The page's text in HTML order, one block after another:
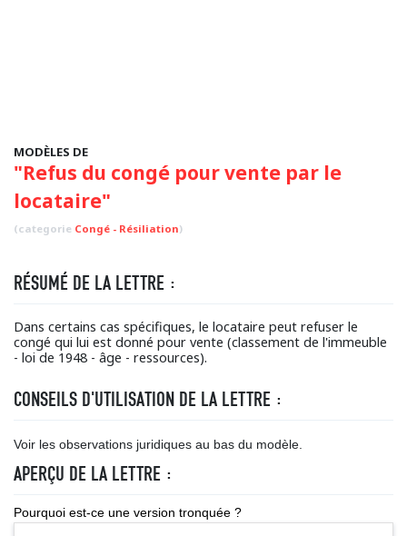
MODÈLES DE
"Refus du congé pour vente par le
locataire"
(categorie Congé - Résiliation)
RÉSUMÉ DE LA LETTRE :
Dans certains cas spécifiques, le locataire peut refuser le
congé qui lui est donné pour vente (classement de l'immeuble
- loi de 1948 - âge - ressources).
CONSEILS D'UTILISATION DE LA LETTRE :
Voir les observations juridiques au bas du modèle.
APERÇU DE LA LETTRE :
Pourquoi est-ce une version tronquée ?